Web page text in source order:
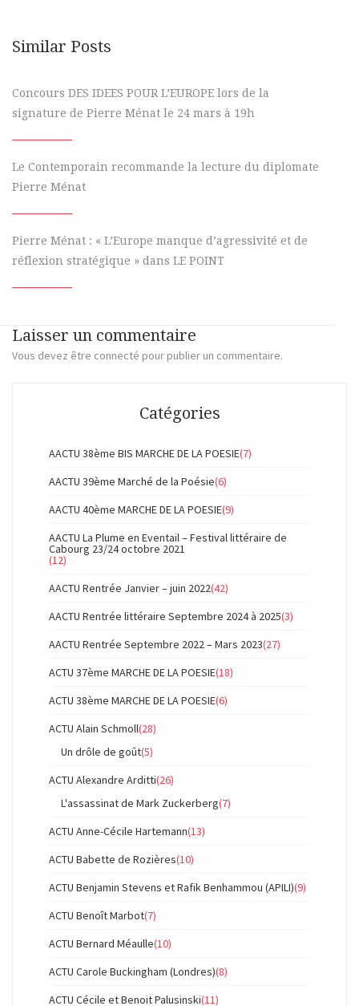
Similar Posts
Concours DES IDEES POUR L’EUROPE lors de la
signature de Pierre Ménat le 24 mars à 19h
Le Contemporain recommande la lecture du diplomate
Pierre Ménat
Pierre Ménat : « L’Europe manque d’agressivité et de
réflexion stratégique » dans LE POINT
Laisser un commentaire
Vous devez être connecté pour publier un commentaire.
Catégories
AACTU 38ème BIS MARCHE DE LA POESIE(7)
AACTU 39ème Marché de la Poésie(6)
AACTU 40ème MARCHE DE LA POESIE(9)
AACTU La Plume en Eventail – Festival littéraire de
Cabourg 23/24 octobre 2021
(12)
AACTU Rentrée Janvier – juin 2022(42)
AACTU Rentrée littéraire Septembre 2024 à 2025(3)
AACTU Rentrée Septembre 2022 – Mars 2023(27)
ACTU 37ème MARCHE DE LA POESIE(18)
ACTU 38ème MARCHE DE LA POESIE(6)
ACTU Alain Schmoll(28)
Un drôle de goût(5)
ACTU Alexandre Arditti(26)
L'assassinat de Mark Zuckerberg(7)
ACTU Anne-Cécile Hartemann(13)
ACTU Babette de Rozières(10)
ACTU Benjamin Stevens et Rafik Benhammou (APILI)(9)
ACTU Benoît Marbot(7)
ACTU Bernard Méaulle(10)
ACTU Carole Buckingham (Londres)(8)
ACTU Cécile et Benoit Palusinski(11)